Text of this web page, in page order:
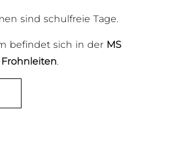
sind schulfreie Tage.
befindet sich in der MS
Frohnleiten.